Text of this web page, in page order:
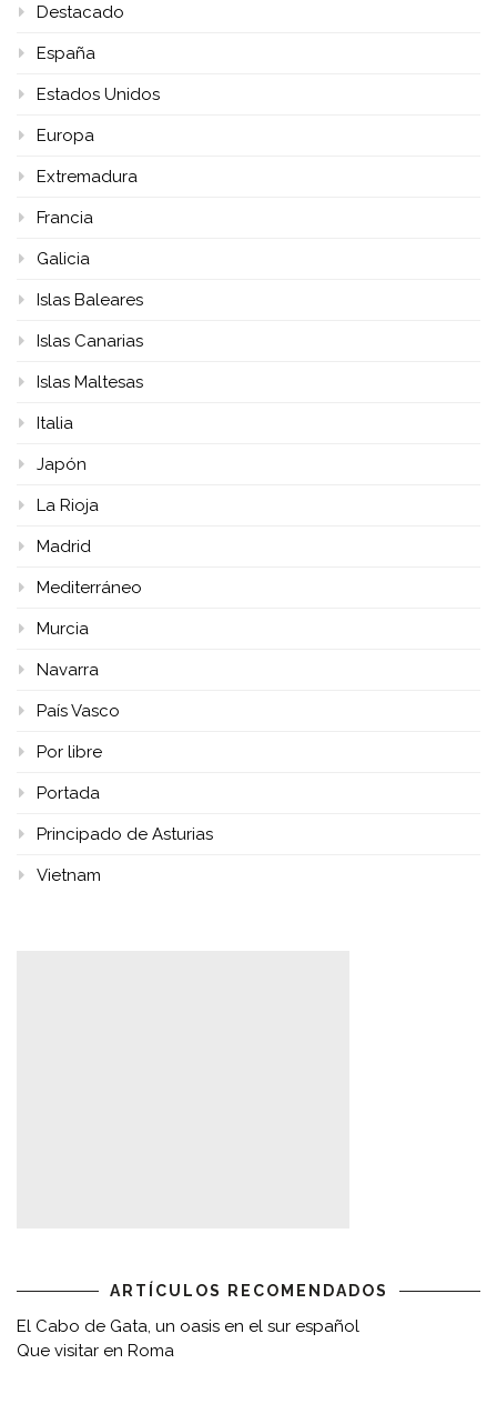
Destacado
España
Estados Unidos
Europa
Extremadura
Francia
Galicia
Islas Baleares
Islas Canarias
Islas Maltesas
Italia
Japón
La Rioja
Madrid
Mediterráneo
Murcia
Navarra
País Vasco
Por libre
Portada
Principado de Asturias
Vietnam
ARTÍCULOS RECOMENDADOS
El Cabo de Gata, un oasis en el sur español
Que visitar en Roma